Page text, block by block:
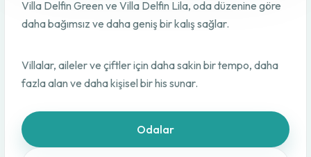
Villa Delfin Green ve Villa Delfin Lila, oda düzenine göre
daha bağımsız ve daha geniş bir kalış sağlar.
Villalar, aileler ve çiftler için daha sakin bir tempo, daha
fazla alan ve daha kişisel bir his sunar.
Odalar